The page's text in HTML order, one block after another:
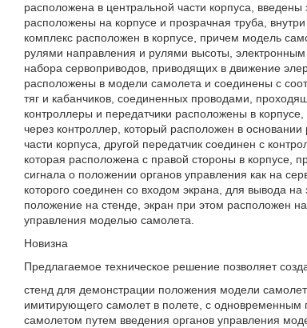
расположена в центральной части корпуса,
расположены на корпусе и прозрачная труба,
комплекс расположен в корпусе, причем модель
рулями направления и рулями высоты,
набора сервоприводов, приводящих в движение
расположены в модели самолета и соединены с
тяг и кабанчиков, соединенных проводами,
контроллеры и передатчики расположены в
через контроллер, который расположен в
части корпуса, другой передатчик соединен с
которая расположена с правой стороны в корпусе,
сигнала о положении органов управления как на
которого соединен со входом экрана, для вывода
положение на стенде, экран при этом расположен
управления моделью самолета.
Новизна
Предлагаемое техническое решение позволяет
стенд для демонстрации положения модели
имитирующего самолет в полете, с одновременным
самолетом путем введения органов управления